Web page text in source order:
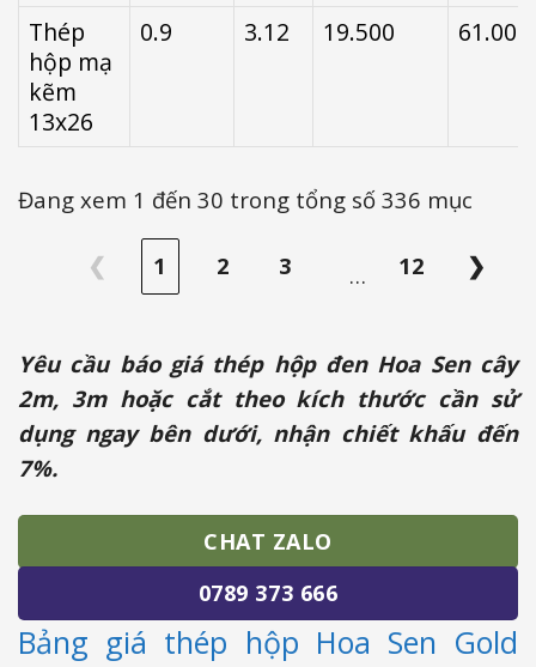
Thép
hộp mạ
kẽm
13x26
0.9 3.12 19.500 61.000
Đang xem 1 đến 30 trong tổng số 336 mục
❮ 1 2 3 … 12 ❯
Yêu cầu báo giá thép hộp đen Hoa Sen cây
2m, 3m hoặc cắt theo kích thước cần sử
dụng ngay bên dưới, nhận chiết khấu đến
7%.
CHAT ZALO
0789 373 666
Bảng giá thép hộp Hoa Sen Gold